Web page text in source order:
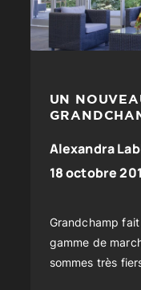
UN
Alexandra
18 octobre
Grandchamp
gamme de
sommes très